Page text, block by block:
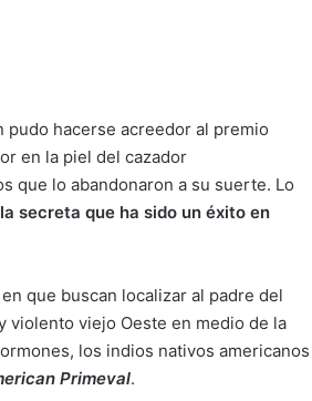
pudo hacerse acreedor al premio
en la piel del cazador
que lo abandonaron a su suerte. Lo
secreta que ha sido un éxito en
que buscan localizar al padre del
violento viejo Oeste en medio de la
los indios nativos americanos
Primeval.